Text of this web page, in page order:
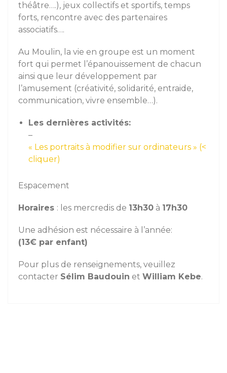
théâtre….), jeux collectifs et sportifs, temps
forts, rencontre avec des partenaires
associatifs….
Au Moulin, la vie en groupe est un moment
fort qui permet l’épanouissement de chacun
ainsi que leur développement par
l’amusement (créativité, solidarité, entraide,
communication, vivre ensemble…).
Les dernières activités:
–
« Les portraits à modifier sur ordinateurs » (<
cliquer)
Espacement
Horaires : les mercredis de 13h30 à 17h30
Une adhésion est nécessaire à l’année:
(13€ par enfant)
Pour plus de renseignements, veuillez
contacter Sélim Baudouin et William Kebe.